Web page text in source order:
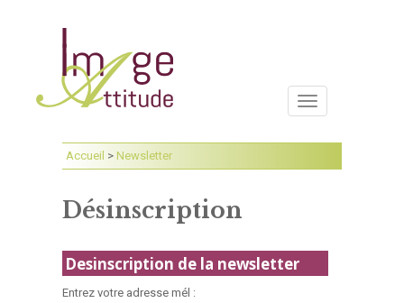
Toggle
navigation
Accueil > Newsletter
Désinscription
Desinscription de la newsletter
Entrez votre adresse mél :